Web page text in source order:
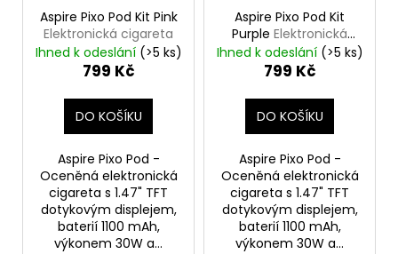
Aspire Pixo Pod Kit Pink
Elektronická cigareta
Ihned k odeslání (>5 ks)
799 Kč
DO KOŠÍKU
Aspire Pixo Pod -
Oceněná elektronická
cigareta s 1.47" TFT
dotykovým displejem,
baterií 1100 mAh,
výkonem 30W a...
Aspire Pixo Pod Kit
Purple Elektronická
cigareta
Ihned k odeslání (>5 ks)
799 Kč
DO KOŠÍKU
Aspire Pixo Pod -
Oceněná elektronická
cigareta s 1.47" TFT
dotykovým displejem,
baterií 1100 mAh,
výkonem 30W a...